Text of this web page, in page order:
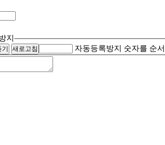
지
기 새로고침
자동등록방지 숫자를 순